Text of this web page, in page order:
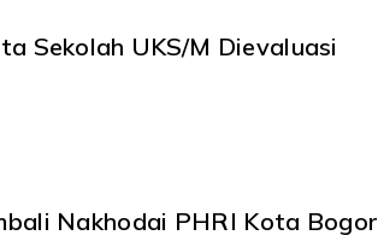
Sekolah UKS/M Dievaluasi
Nakhodai PHRI Kota Bogor